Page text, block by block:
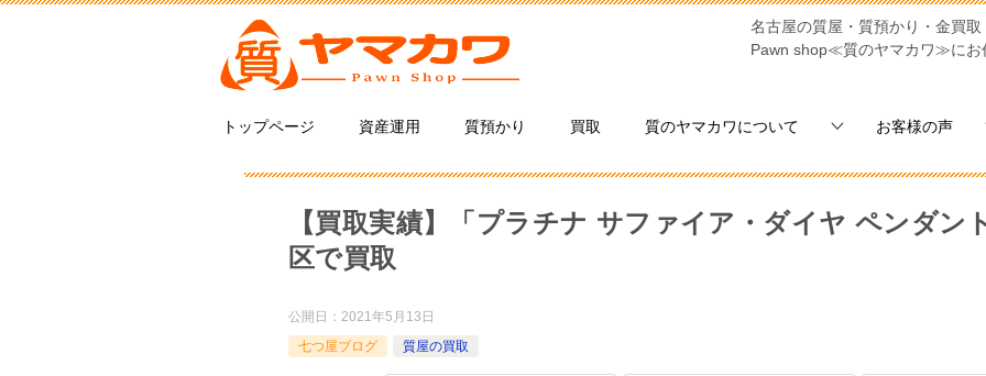
名古屋の質屋・質預かり・金買
Pawn shop≪質のヤマカワ≫にお
トップページ 資産運用 質預かり 買取 質のヤマカワについて お客様の声
【買取実績】「プラチナ サファイア・ダイヤ ペンダン
区で買取
公開日： 2021年5月13日
七つ屋ブログ
質屋の買取